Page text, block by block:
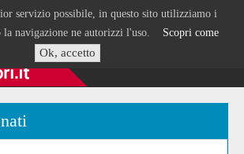
servizio possibile, in questo sito utilizziamo i
la navigazione ne autorizzi l'uso. Scopri come
Ok, accetto